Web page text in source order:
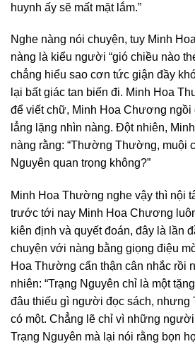
huynh ấy sẽ mất mặt lắm.”
Nghe nàng nói chuyện, tuy Minh
nàng là kiểu người “gió chiều nào
chẳng hiểu sao cơn tức giận đầy
lại bất giác tan biến đi. Minh Hoa
để viết chữ, Minh Hoa Chương
lẳng lặng nhìn nàng. Đột nhiên,
nàng rằng: “Thường Thường, muội
Nguyên quan trọng không?”
Minh Hoa Thường nghe vậy thì nội
trước tới nay Minh Hoa Chương
kiên định và quyết đoán, đây là lần
chuyện với nàng bằng giọng điệu
Hoa Thường cẩn thận cân nhắc rồi
nhiên: “Trạng Nguyên chỉ là một
đâu thiếu gì người đọc sách, nhưng
có một. Chẳng lẽ chỉ vì những
Trạng Nguyên mà lại nói rằng bọn